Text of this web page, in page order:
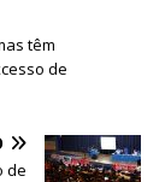
têm
de
de